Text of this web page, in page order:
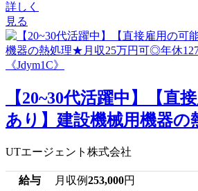
詳しく
見る
【20~30代活躍中】【直
あり】建設機械用機器
UTエージェント株式会社
給与 月収例253,000円